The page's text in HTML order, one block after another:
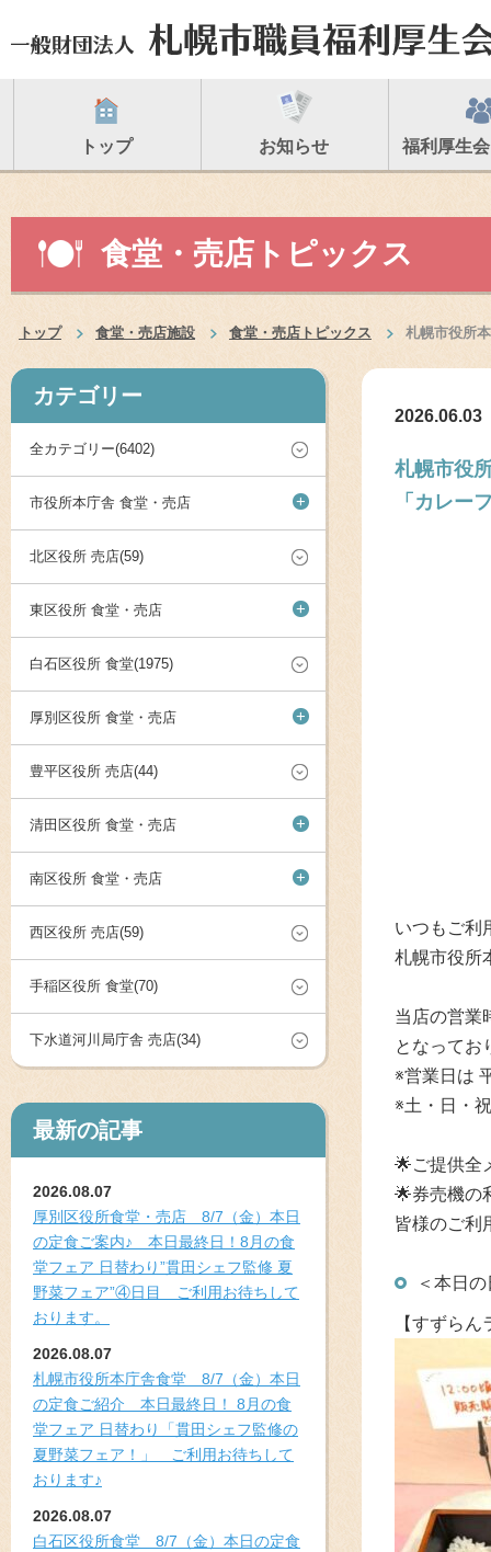
トップ お知らせ 福利厚生
食堂・売店トピックス
トップ 食堂・売店施設 食堂・売店トピックス 札幌市役所
カテゴリー
全カテゴリー(6402)
市役所本庁舎 食堂・売店 +
北区役所 売店(59)
東区役所 食堂・売店 +
白石区役所 食堂(1975)
厚別区役所 食堂・売店 +
豊平区役所 売店(44)
清田区役所 食堂・売店 +
南区役所 食堂・売店 +
西区役所 売店(59)
手稲区役所 食堂(70)
下水道河川局庁舎 売店(34)
最新の記事
2026.08.07
厚別区役所食堂・売店 8/7（金）本日
の定食ご案内♪ 本日最終日！8月の食
堂フェア 日替わり”貫田シェフ監修 夏
野菜フェア”④日目 ご利用お待ちして
おります。
2026.08.07
札幌市役所本庁舎食堂 8/7（金）本日
の定食ご紹介 本日最終日！ 8月の食
堂フェア 日替わり「貫田シェフ監修の
夏野菜フェア！」 ご利用お待ちして
おります♪
2026.08.07
白石区役所食堂 8/7（金）本日の定食
2026.06.03
札幌市役
「カレー
いつもご利
札幌市役所
当店の営業
となってお
※営業日は
※土・日・
🌟ご提供全
🌟券売機の
皆様のご利
＜本日
【すずら